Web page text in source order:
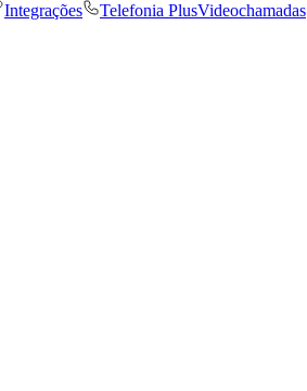
Integrações Telefonia PlusVideochamadas